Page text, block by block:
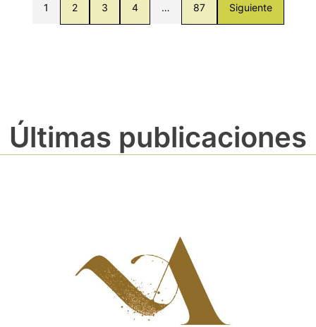
1 2 3 4 … 87 Siguiente
Últimas publicaciones